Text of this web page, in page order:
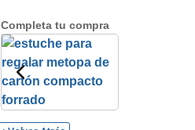
Completa tu compra